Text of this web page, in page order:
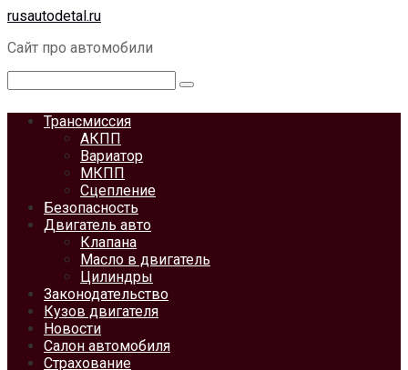
Перейти
контенту
rusautodetal.ru
Сайт про автомобили
Трансмиссия
АКПП
Вариатор
МКПП
Сцепление
Безопасность
Двигатель авто
Клапана
Масло в двигатель
Цилиндры
Законодательство
Кузов двигателя
Новости
Салон автомобиля
Страхование